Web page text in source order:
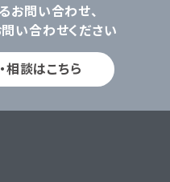
お問い合わせ、
い合わせください
相談はこちら